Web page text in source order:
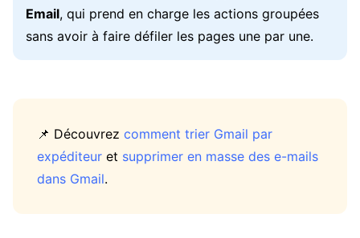
Email, qui prend en charge les actions groupées
sans avoir à faire défiler les pages une par une.
📌 Découvrez comment trier Gmail par
expéditeur et supprimer en masse des e-mails
dans Gmail.